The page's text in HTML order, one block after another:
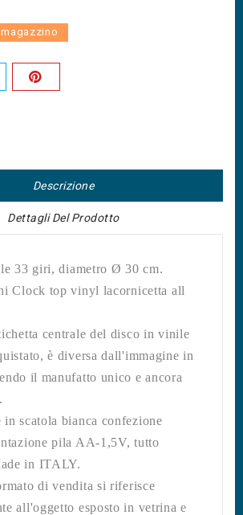
Descrizione
Dettagli Del Prodotto
33 giri, diametro Ø 30 cm.
Clock top vinyl lacornicetta all
centrale del disco in vinile
è diversa dall'immagine in
il manufatto unico e ancora
scatola bianca confezione
pila AA-1,5V, tutto
in ITALY.
di vendita si riferisce
all'oggetto esposto in vetrina e